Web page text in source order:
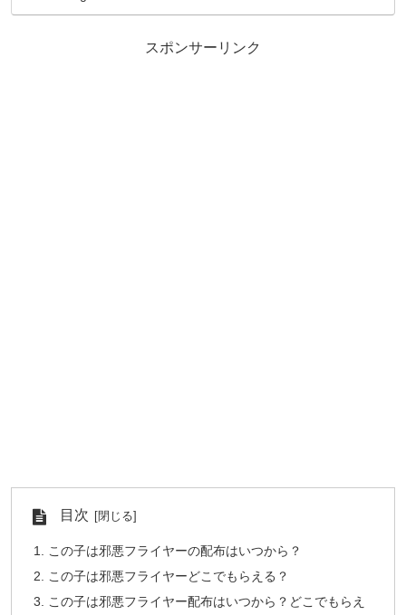
スポンサーリンク
目次
この子は邪悪フライヤーの配布はいつから？
この子は邪悪フライヤーどこでもらえる？
この子は邪悪フライヤー配布はいつから？どこでもらえ